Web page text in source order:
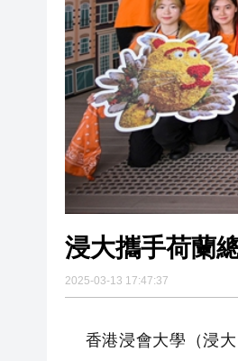
浸大攜手荷蘭
2025-03-13 17:47:37
香港浸會大學（浸大